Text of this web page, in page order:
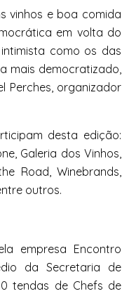
vinhos e boa comida
em volta do
como os das
mais democratizado,
Perches, organizador
desta edição:
Galeria dos Vinhos,
Road, Winebrands,
outros.
empresa Encontro
da Secretaria de
tendas de Chefs de